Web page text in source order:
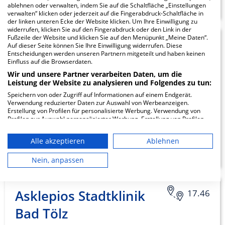
CIP Klinik Dr.
Schlemmer
Stefanie-von-Strechine-Str. 16
83646 Bad Tölz
ZUM PROFIL
17.46
Asklepios Stadtklinik
Bad Tölz
ablehnen oder verwalten, indem Sie auf die Schaltfläche „Einstellungen
verwalten“ klicken oder jederzeit auf die Fingerabdruck-Schaltfläche in
der linken unteren Ecke der Website klicken. Um Ihre Einwilligung zu
widerrufen, klicken Sie auf den Fingerabdruck oder den Link in der
Fußzeile der Website und klicken Sie auf den Menüpunkt „Meine Daten“.
Auf dieser Seite können Sie Ihre Einwilligung widerrufen. Diese
Entscheidungen werden unseren Partnern mitgeteilt und haben keinen
Einfluss auf die Browserdaten.
Wir und unsere Partner verarbeiten Daten, um die
Leistung der Website zu analysieren und Folgendes zu tun:
Speichern von oder Zugriff auf Informationen auf einem Endgerät.
Verwendung reduzierter Daten zur Auswahl von Werbeanzeigen.
Erstellung von Profilen für personalisierte Werbung. Verwendung von
Profilen zur Auswahl personalisierter Werbung. Erstellung von Profilen
personalisierter Inhalte. Messung der Werbeleistung. Messung der
Performance von Inhalten. Analyse von Zielgruppen durch Statistiken
oder Kombinationen von Daten aus verschiedenen Quellen. Entwicklung
und Verbesserung der Angebote. Verwendung reduzierter Daten zur
Auswahl von Inhalten.
Ihre Einwilligung und die cookie Richtlinie gelten ausschließlich für diese
Website/App.
Partnerliste anzeigen (1 IAB-Anbieter)
Alle akzeptieren
Ablehnen
Nein, anpassen